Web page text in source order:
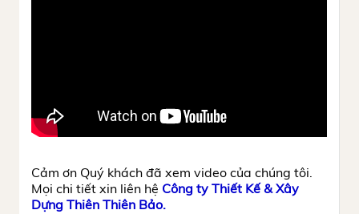
Cảm ơn Quý khách đã xem video của chúng tôi.
Mọi chi tiết xin liên hệ Công ty Thiết Kế & Xây
Dựng Thiên Thiên Bảo.